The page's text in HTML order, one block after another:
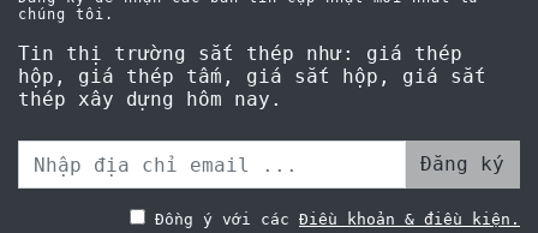
chúng tôi.
Tin thị trường sắt thép như: giá thép
hộp, giá thép tấm, giá sắt hộp, giá sắt
thép xây dựng hôm nay.
Đăng ký
Đồng ý với các Điều khoản & điều kiện.